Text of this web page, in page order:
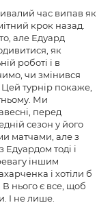
час випав як
крок назад.
але Едуард
як
роботі і в
чи змінився
турнір покаже,
Ми
перед
сезон у його
матчами, але з
тоді і
іншим
і хотіли б
В нього є все, щоб
І не лише.